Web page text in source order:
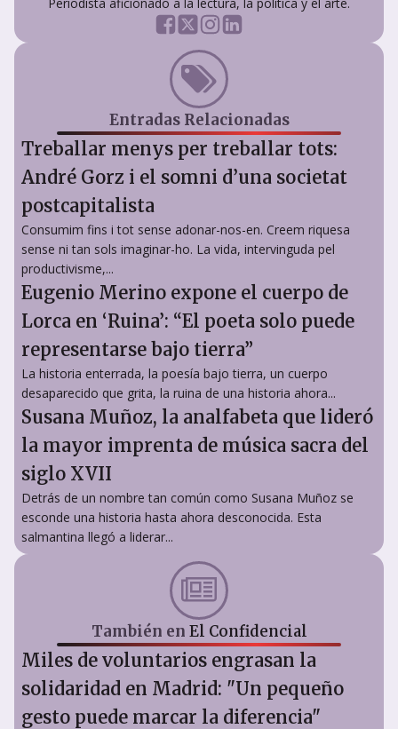
Entradas Relacionadas
Treballar menys per treballar tots:
André Gorz i el somni d’una societat
postcapitalista
Consumim fins i tot sense adonar-nos-en. Creem riquesa
sense ni tan sols imaginar-ho. La vida, intervinguda pel
productivisme,...
Eugenio Merino expone el cuerpo de
Lorca en ‘Ruina’: “El poeta solo puede
representarse bajo tierra”
La historia enterrada, la poesía bajo tierra, un cuerpo
desaparecido que grita, la ruina de una historia ahora...
Susana Muñoz, la analfabeta que lideró
la mayor imprenta de música sacra del
siglo XVII
Detrás de un nombre tan común como Susana Muñoz se
esconde una historia hasta ahora desconocida. Esta
salmantina llegó a liderar...
También en El Confidencial
Miles de voluntarios engrasan la
solidaridad en Madrid: "Un pequeño
gesto puede marcar la diferencia"